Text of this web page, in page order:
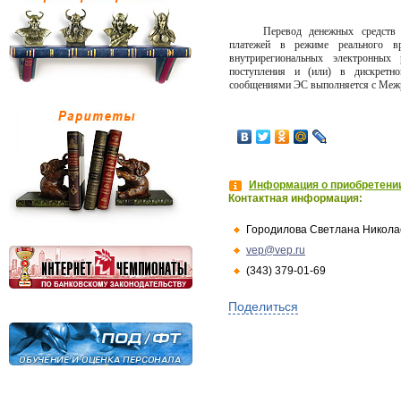
Перевод денежных средств
платежей в режиме реального
внутрирегиональных
поступления и (или) в
сообщениями ЭС выполняется с
Информация о
Контактная информация:
Городилова Светлана
vep@vep.ru
(343) 379-01-69
Поделиться